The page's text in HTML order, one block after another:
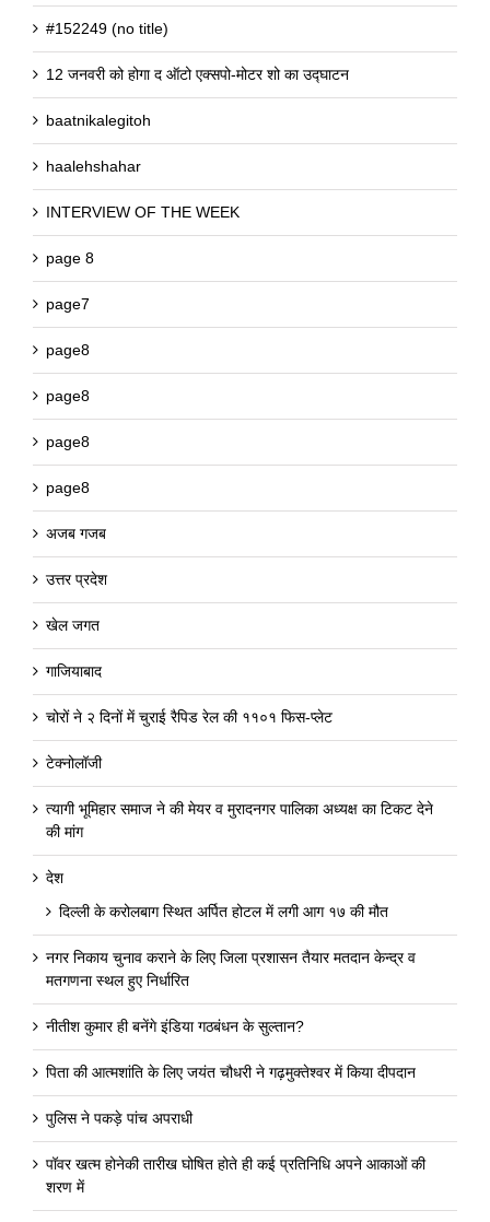
#152249 (no title)
12 जनवरी को होगा द ऑटो एक्सपो-मोटर शो का उद्घाटन
baatnikalegitoh
haalehshahar
INTERVIEW OF THE WEEK
page 8
page7
page8
page8
page8
page8
अजब गजब
उत्तर प्रदेश
खेल जगत
गाजियाबाद
चोरों ने २ दिनों में चुराई रैपिड रेल की ११०१ फिस-प्लेट
टेक्नोलॉजी
त्यागी भूमिहार समाज ने की मेयर व मुरादनगर पालिका अध्यक्ष का टिकट देने
की मांग
देश
दिल्ली के करोलबाग स्थित अर्पित होटल में लगी आग १७ की मौत
नगर निकाय चुनाव कराने के लिए जिला प्रशासन तैयार मतदान केन्द्र व
मतगणना स्थल हुए निर्धारित
नीतीश कुमार ही बनेंगे इंडिया गठबंधन के सुल्तान?
पिता की आत्मशांति के लिए जयंत चौधरी ने गढ़मुक्तेश्वर में किया दीपदान
पुलिस ने पकड़े पांच अपराधी
पॉवर खत्म होनेकी तारीख घोषित होते ही कई प्रतिनिधि अपने आकाओं की
शरण में